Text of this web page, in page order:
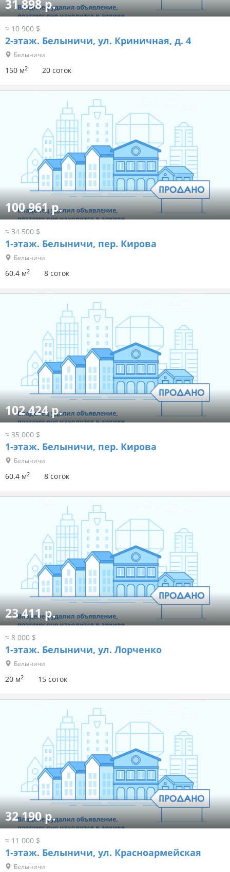
31 898 р.
≈ 10 900 $
2-этаж. Белыничи, ул. Криничная, д. 4
Белыничи
150 м2 20 соток
100 961 р.
≈ 34 500 $
1-этаж. Белыничи, пер. Кирова
Белыничи
60.4 м2 8 соток
102 424 р.
≈ 35 000 $
1-этаж. Белыничи, пер. Кирова
Белыничи
60.4 м2 8 соток
23 411 р.
≈ 8 000 $
1-этаж. Белыничи, ул. Лорченко
Белыничи
20 м2 15 соток
32 190 р.
≈ 11 000 $
1-этаж. Белыничи, ул. Красноармейская
Белыничи